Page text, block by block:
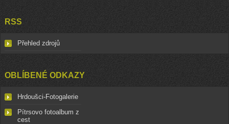
RSS
Přehled zdrojů
OBLÍBENÉ ODKAZY
Hrdoušci-Fotogalerie
Pítrsovo fotoalbum z
cest